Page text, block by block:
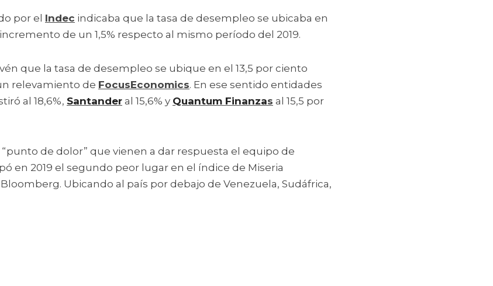
por el Indec indicaba que la tasa de desempleo se ubicaba en
de un 1,5% respecto al mismo período del 2019.
que la tasa de desempleo se ubique en el 13,5 por ciento
relevamiento de FocusEconomics. En ese sentido entidades
al 18,6%, Santander al 15,6% y Quantum Finanzas al 15,5 por
en 2019 el segundo peor lugar en el índice de Miseria
Ubicando al país por debajo de Venezuela, Sudáfrica,